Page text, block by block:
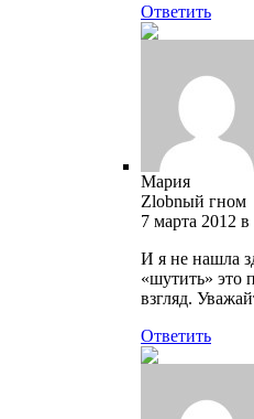
Ответить
Мария
Zlobnый гном
7 марта 2012 в
И я не нашла
«шутить» это
взгляд.
Ответить